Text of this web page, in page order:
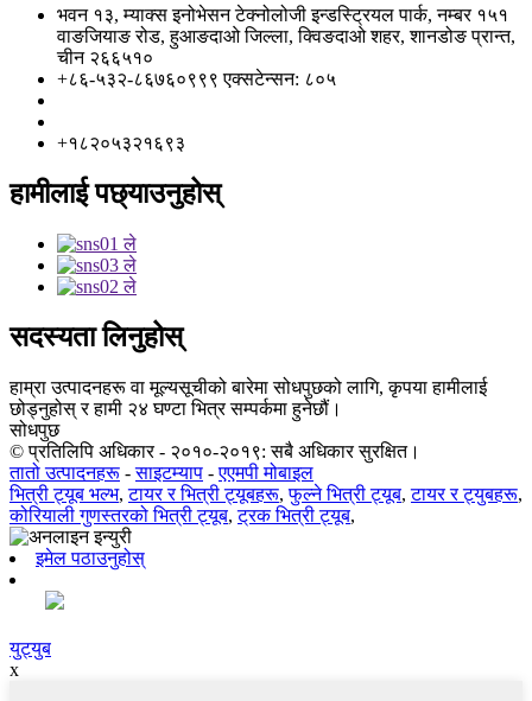
भवन १३, म्याक्स इनोभेसन टेक्नोलोजी इन्डस्ट्रियल पार्क, नम्बर १५१
वाङजियाङ रोड, हुआङदाओ जिल्ला, क्विङदाओ शहर, शानडोङ प्रान्त,
चीन २६६५१०
+८६-५३२-८६७६०९९९ एक्सटेन्सन: ८०५
+१८२०५३२१६९३
हामीलाई पछ्याउनुहोस्
सदस्यता लिनुहोस्
हाम्रा उत्पादनहरू वा मूल्यसूचीको बारेमा सोधपुछको लागि, कृपया हामीलाई
छोड्नुहोस् र हामी २४ घण्टा भित्र सम्पर्कमा हुनेछौं।
सोधपुछ
© प्रतिलिपि अधिकार - २०१०-२०१९: सबै अधिकार सुरक्षित।
तातो उत्पादनहरू -साइटम्याप -एएमपी मोबाइल
भित्री ट्यूब भल्भ,टायर र भित्री ट्यूबहरू,फुल्ने भित्री ट्यूब,टायर र ट्युबहरू,
कोरियाली गुणस्तरको भित्री ट्यूब,ट्रक भित्री ट्यूब,
इमेल पठाउनुहोस्
युट्युब
x